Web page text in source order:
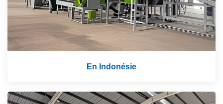
En Indonésie